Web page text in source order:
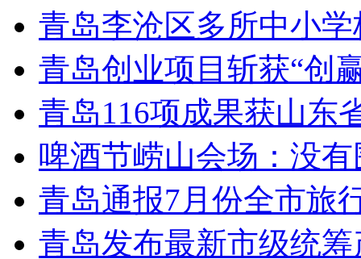
青岛李沧区多所中小
青岛创业项目斩获“创
青岛116项成果获山东
啤酒节崂山会场：没有
青岛通报7月份全市旅
青岛发布最新市级统